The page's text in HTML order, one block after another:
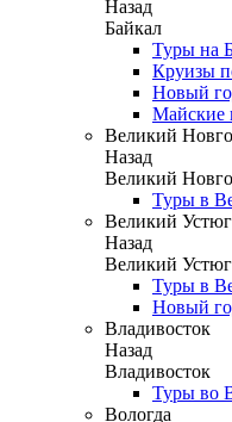
Назад
Байкал
Туры на
Круизы
Новый
Майские
Великий
Назад
Великий
Туры в
Великий Устюг
Назад
Великий Устюг
Туры в
Новый
Владивосток
Назад
Владивосток
Туры во
Вологда